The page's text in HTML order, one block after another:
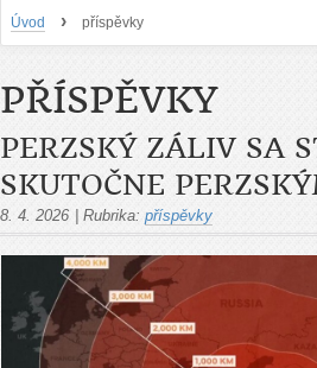
Úvod › příspěvky
PŘÍSPĚVKY
PERZSKÝ ZÁLIV SA
SKUTOČNE
8. 4. 2026 Rubrika: příspěvky